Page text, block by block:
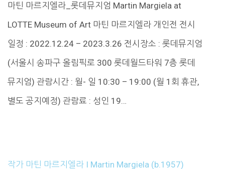
마틴 마르지엘라_롯데뮤지엄 Martin Margiela at
LOTTE Museum of Art 마틴 마르지엘라 개인전 전시
일정 : 2022.12.24 – 2023.3.26 전시장소 : 롯데뮤지엄
(서울시 송파구 올림픽로 300 롯데월드타워 7층 롯데
뮤지엄) 관람시간 : 월- 일 10:30 – 19:00 (월 1회 휴관,
별도 공지예정) 관람료 : 성인 19…
작가 마틴 마르지엘라 I Martin Margiela (b.1957)